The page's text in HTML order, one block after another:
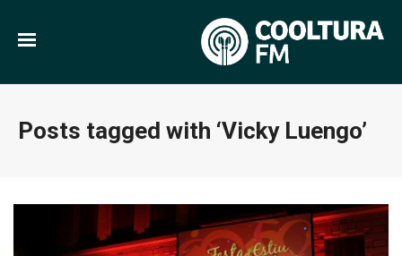
Posts tagged with ‘Vicky Luengo’